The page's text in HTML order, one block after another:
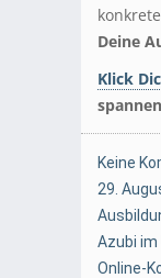
Deine
Klick
Keine
29.
Azubi
Online-